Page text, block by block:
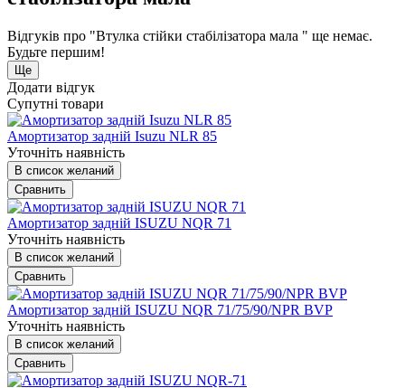
Відгуків про "Втулка стійки стабілізатора мала " ще немає.
Будьте першим!
Ще
Додати відгук
Супутні товари
Амортизатор задній Isuzu NLR 85
Уточніть наявність
В список желаний
Сравнить
Амортизатор задній ISUZU NQR 71
Уточніть наявність
В список желаний
Сравнить
Амортизатор задній ISUZU NQR 71/75/90/NPR BVP
Уточніть наявність
В список желаний
Сравнить